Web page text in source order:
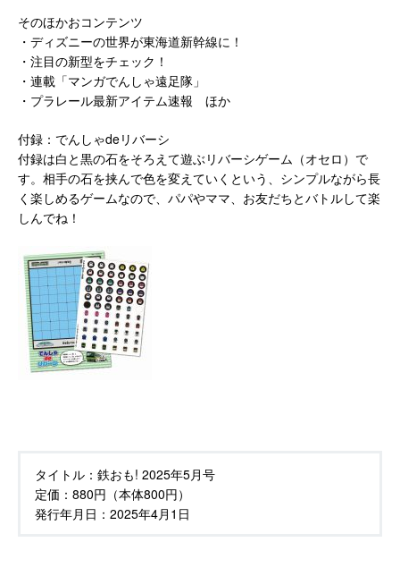
そのほかおコンテンツ
・ディズニーの世界が東海道新幹線に！
・注目の新型をチェック！
・連載「マンガでんしゃ遠足隊」
・プラレール最新アイテム速報 ほか
付録：でんしゃdeリバーシ
付録は白と黒の石をそろえて遊ぶリバーシゲーム（オセロ）で
す。相手の石を挟んで色を変えていくという、シンプルながら長
く楽しめるゲームなので、パパやママ、お友だちとバトルして楽
しんでね！
タイトル： 鉄おも! 2025年5月号
定価： 880円（本体800円）
発行年月日： 2025年4月1日